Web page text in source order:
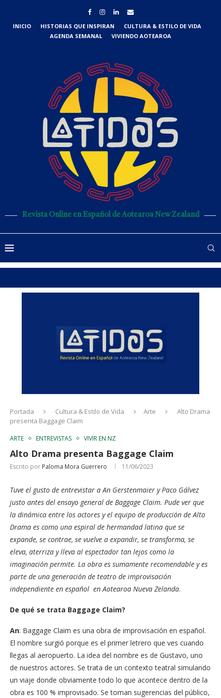
INICIO HISTORIAS QUE INSPIRAN
CULTURA & ESTILO DE VIDA
AGENDA SEMANAL
VIVIENDO AOTEAROA
Revista Online en Español de Aotearoa New Zealand
Portada Cultura & Estilo de Vida Arte
Alto Drama
presenta Baggage Claim
ARTE ENTREVISTAS VIVIR EN NZ
Alto Drama presenta Baggage Claim
Escrito por Paloma Mora Guerrero 11/06/2023
Tuve el gusto de entrevistar a An Gerstenmaier y Paco Gálvez
justo antes del ensayo general de Baggage Claim. Pude ver que
la dinámica entre los actores y el equipo de producción de Alto
Drama es como una espiral de hermandad latina que se
expande, se contrae, se vuelve a expandir, se transforma, se
eleva, aterriza y lleva al espectador tan lejos como la
imaginación permite. La obra es sumamente recomendable y es
parte de una generación de teatro de improvisación
independiente en español en Aotearoa Nueva Zelanda.
De qué se trata Baggage Claim?
An: Baggage Claim es una obra de improvisación en español.
El nombre surgió porque es el primer letrero que ves cuando
llegas al aeropuerto. La idea del nombre es de Gustavo, uno
de nuestros actores. Se trata de un contexto teatral simulando
un viaje donde obviamente todo lo que acontece dentro de la
obra es 100 % improvisado. Se toman sugerencias del público,